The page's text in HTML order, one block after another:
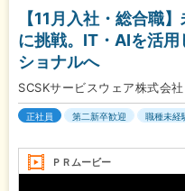
【11月入社・総合職
に挑戦。IT・AIを活
ショナルへ
SCSKサービスウェア株式会社
正社員 第二新卒歓迎 職種未経
ＰＲムービー